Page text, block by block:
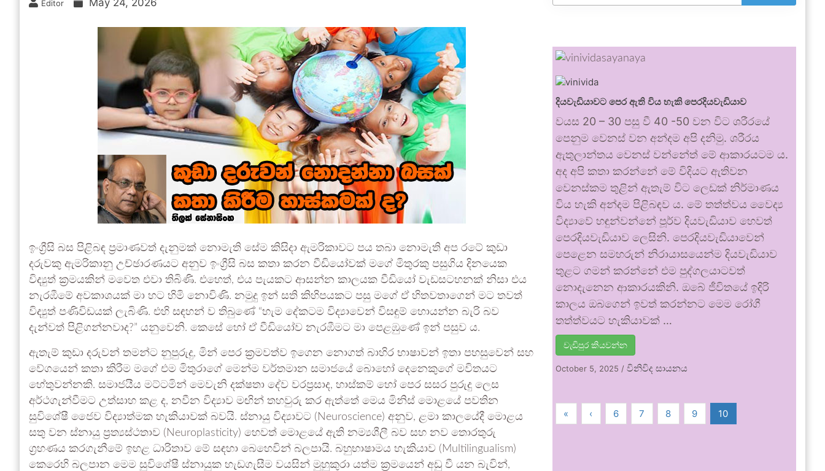
Editor May 24, 2026
ඉංග්‍රීසි බස පිළිබඳ ප්‍රමාණවත් දැනුමක් නොමැති සේම කිසිදා ඇමරිකාවට පය තබා නොමැති අප රටේ කුඩා
දරුවකු ඇමරිකානු උච්ඡාරණයට අනුව ඉංග්‍රීසි බස කතා කරන වීඩියෝවක් මගේ මිතුරකු පසුගිය දිනයෙක
විද්‍යුත් ක්‍රමයකින් මවෙත එවා තිබිණි. එහෙත්, එය පැයකට ආසන්න කාලයක වීඩියෝ වැඩසටහනක් නිසා එය
නැරඹීමේ අවකාශයක් මා හට හිමි නොවිණි. නමුදු ඉන් සති කිහිපයකට පසු මගේ ඒ හිතවතාගෙන් මට තවත්
විද්‍යුත් පණිවිඩයක් ලැබිණි. එහි සඳහන් ව තිබුණේ “හැම දේකටම විද්‍යාවෙන් විසඳුම් හොයන්න බැරි බව
දැන්වත් පිළිගන්නවාද?” යනුවෙනි. කෙසේ හෝ ඒ වීඩියෝව නැරඹීමට මා පෙළඹුණේ ඉන් පසුව ය.
ඇතැම් කුඩා දරුවන් තමන්ට නුපුරුදු, මින් පෙර ක්‍රමවත්ව ඉගෙන නොගත් බාහිර භාෂාවන් ඉතා පහසුවෙන් සහ
වේගයෙන් කතා කිරීම මගේ එම මිතුරාගේ මෙන්ම වර්තමාන සමාජයේ බොහෝ දෙනෙකුගේ මවිතයට
හේතුවන්නකි. සමාජයීය මට්ටමින් මෙවැනි දක්ෂතා දේව වරප්‍රසාද, හාස්කම් හෝ පෙර සසර පුරුදු ලෙස
අර්ථගැන්වීමට උත්සාහ කළ ද, නවීන විද්‍යාව මඟින් තහවුරු කර ඇත්තේ මෙය මිනිස් මොළයේ පවතින
සුවිශේෂී ජෛව විද්‍යාත්මක හැකියාවක් බවයි. ස්නායු විද්‍යාවට (Neuroscience) අනුව, ළමා කාලයේදී මොළය
සතු වන ස්නායු ප්‍රත්‍යස්ථතාව (Neuroplasticity) හෙවත් මොළයේ ඇති නම්‍යශීලී බව සහ නව තොරතුරු
ග්‍රහණය කරගැනීමේ ඉහළ ධාරිතාව මේ සඳහා බෙහෙවින් බලපායි. බහුභාෂාමය හැකියාව (Multilingualism)
කෙරෙහි බලපාන මෙම සුවිශේෂී ස්නායුක හැඩගැසීම වයසින් මුහුකුරා යත්ම ක්‍රමයෙන් අඩු වී යන බැවින්,
දියවැඩියාවට පෙර ඇති විය හැකි පෙරදියවැඩියාව
වයස 20 – 30 පසු වී 40 -50 වන විට ශරීරයේ
පෙනුම වෙනස් වන අන්දම අපි දනිමු. ශරීරය
ඇතුලාන්තය වෙනස් වන්නේත් මේ ආකාරයටම ය.
අද අපි කතා කරන්නේ මේ විදියට ඇතිවන
වෙනස්කම තුළින් ඇතැම් විට ලෙඩක් නිර්මාණය
විය හැකි අන්දම පිළිබඳව ය. මේ තත්ත්වය වෛද්‍ය
විද්‍යාවේ හඳුන්වන්නේ පූර්ව දියවැඩියාව හෙවත්
පෙරදියවැඩියාව ලෙසිනි. පෙරදියවැඩියාවෙන්
පෙළෙන සමහරුන් නිරායාසයෙන්ම දියවැඩියාව
තුළට ගමන් කරන්නේ එම පුද්ගලයාටවත්
නොදැනෙන ආකාරයකිනි. ඔබේ ජීවිතයේ ඉදිරි
කාලය ඔබගෙන් ඉවත් කරන්නට මෙම රෝගී
තත්ත්වයට හැකියාවක් …
වැඩිපුර කියවන්න
October 5, 2025 /විනිවිද සායනය
« ‹ 6 7 8 9 10